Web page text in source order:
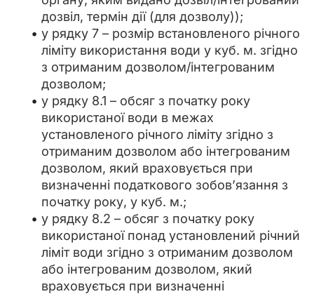
дозвіл, термін дії (для дозволу));
у рядку 7 – розмір встановленого річного
ліміту використання води у куб. м. згідно
з отриманим дозволом/інтегрованим
дозволом;
у рядку 8.1 – обсяг з початку року
використаної води в межах
установленого річного ліміту згідно з
отриманим дозволом або інтегрованим
дозволом, який враховується при
визначенні податкового зобов’язання з
початку року, у куб. м.;
у рядку 8.2 – обсяг з початку року
використаної понад установлений річний
ліміт води згідно з отриманим дозволом
або інтегрованим дозволом, який
враховується при визначенні